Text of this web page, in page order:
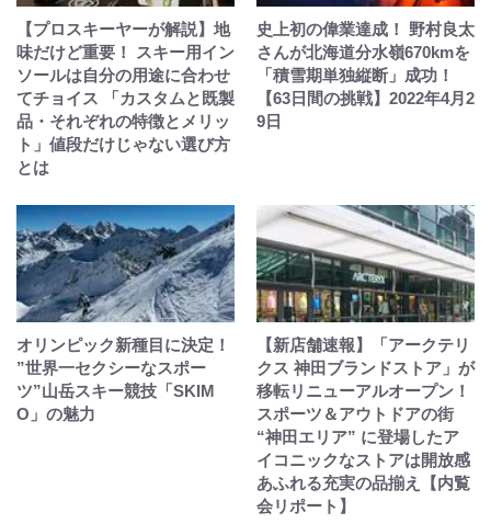
【プロスキーヤーが解説】地
味だけど重要！ スキー用イン
ソールは自分の用途に合わせ
てチョイス 「カスタムと既製
品・それぞれの特徴とメリッ
ト」値段だけじゃない選び方
とは
史上初の偉業達成！ 野村良太
さんが北海道分水嶺670kmを
「積雪期単独縦断」成功！
【63日間の挑戦】2022年4月2
9日
オリンピック新種目に決定！
”世界一セクシーなスポー
ツ”山岳スキー競技「SKIM
O」の魅力
【新店舗速報】「アークテリ
クス 神田ブランドストア」が
移転リニューアルオープン！
スポーツ＆アウトドアの街
“神田エリア” に登場したア
イコニックなストアは開放感
あふれる充実の品揃え【内覧
会リポート】